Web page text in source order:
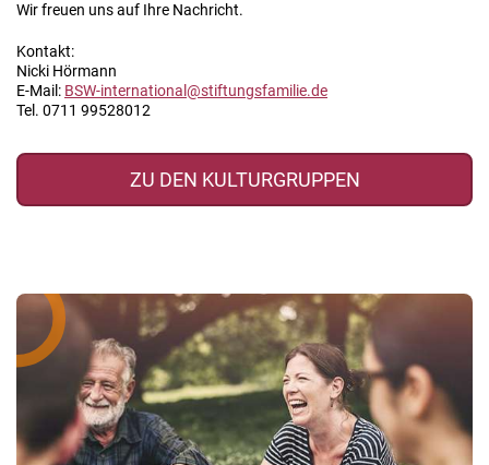
Wir freuen uns auf Ihre Nachricht.
Kontakt:
Nicki Hörmann
E-Mail: BSW-international@stiftungsfamilie.de
Tel. 0711 99528012
ZU DEN KULTURGRUPPEN